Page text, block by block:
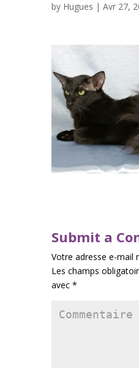
by Hugues | Avr 27,
Submit a
Votre adresse e-mail
Les champs
avec *